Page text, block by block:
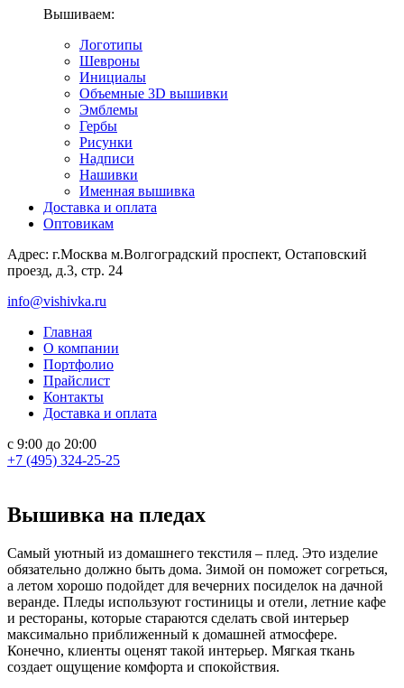
Вышиваем:
Логотипы
Шевроны
Инициалы
Объемные 3D вышивки
Эмблемы
Гербы
Рисунки
Надписи
Нашивки
Именная вышивка
Доставка и оплата
Оптовикам
Адрес: г.Москва м.Волгоградский проспект, Остаповский
проезд, д.3, стр. 24
info@vishivka.ru
Главная
О компании
Портфолио
Прайслист
Контакты
Доставка и оплата
с 9:00 до 20:00
+7 (495) 324-25-25
Вышивка на пледах
Самый уютный из домашнего текстиля – плед. Это изделие
обязательно должно быть дома. Зимой он поможет согреться,
а летом хорошо подойдет для вечерних посиделок на дачной
веранде. Пледы используют гостиницы и отели, летние кафе
и рестораны, которые стараются сделать свой интерьер
максимально приближенный к домашней атмосфере.
Конечно, клиенты оценят такой интерьер. Мягкая ткань
создает ощущение комфорта и спокойствия.